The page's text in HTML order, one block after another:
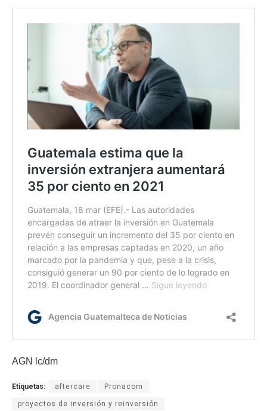
AGN lc/dm
Etiquetas: aftercare Pronacom
proyectos de inversión y reinversión